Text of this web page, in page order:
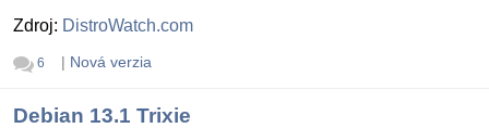
Zdroj: DistroWatch.com
6 | Nová verzia
Debian 13.1 Trixie